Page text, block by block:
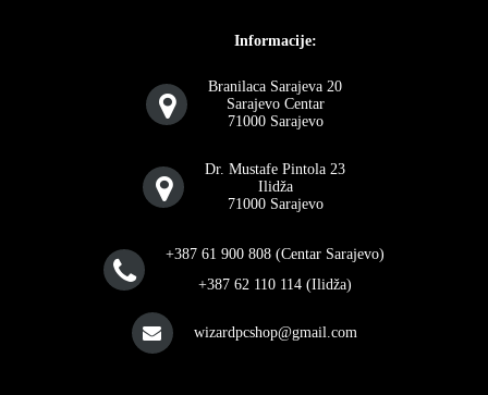
Informacije:
Branilaca Sarajeva 20
Sarajevo Centar
71000 Sarajevo
Dr. Mustafe Pintola 23
Ilidža
71000 Sarajevo
+387 61 900 808 (Centar Sarajevo)
+387 62 110 114 (Ilidža)
wizardpcshop@gmail.com